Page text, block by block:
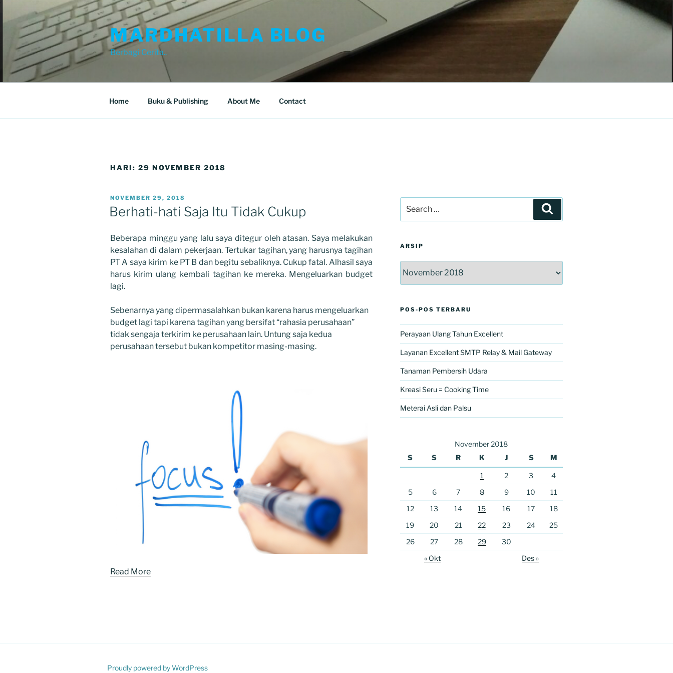
content
MARDHATILLA BLOG
Berbagi Cerita..
Home Buku & Publishing About Me Contact
HARI: 29 NOVEMBER 2018
POSTED
ON
NOVEMBER 29, 2018
Berhati-hati Saja Itu Tidak Cukup
Beberapa minggu yang lalu saya ditegur oleh atasan. Saya melakukan
kesalahan di dalam pekerjaan. Tertukar tagihan, yang harusnya tagihan
PT A saya kirim ke PT B dan begitu sebaliknya. Cukup fatal. Alhasil saya
harus kirim ulang kembali tagihan ke mereka. Mengeluarkan budget
lagi.
Sebenarnya yang dipermasalahkan bukan karena harus mengeluarkan
budget lagi tapi karena tagihan yang bersifat “rahasia perusahaan”
tidak sengaja terkirim ke perusahaan lain. Untung saja kedua
perusahaan tersebut bukan kompetitor masing-masing.
Read More
for:
ARSIP
POS-POS TERBARU
Perayaan Ulang Tahun Excellent
Layanan Excellent SMTP Relay & Mail Gateway
Tanaman Pembersih Udara
Kreasi Seru = Cooking Time
Meterai Asli dan Palsu
November 2018
S
S R K J S M
1 2 3
4
5
6 7 8 9 10
11
12
13 14 15 16 17
18
19
20 21 22 23 24
25
26
27 28 29
30
« Okt
Des »
Proudly powered by WordPress